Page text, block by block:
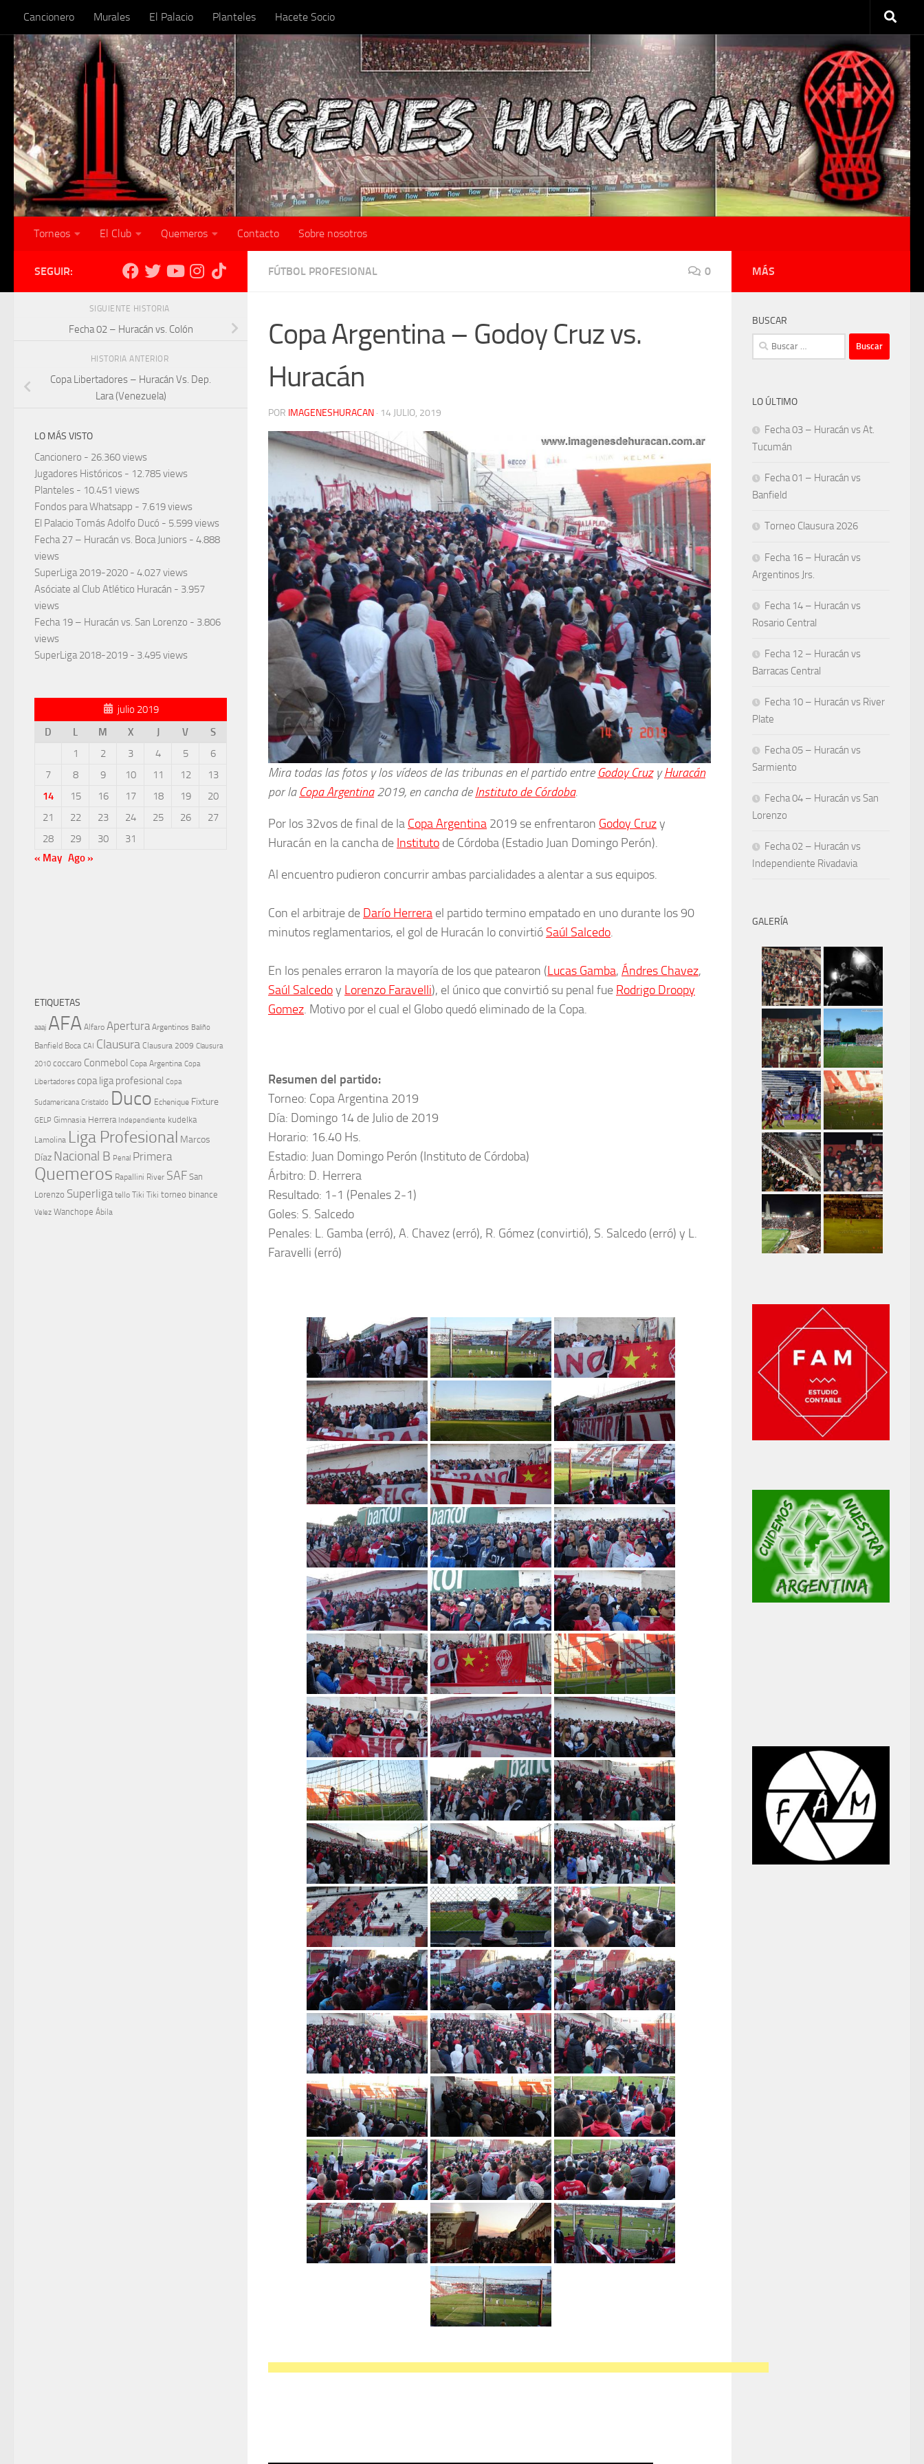
Skip to content
Cancionero Murales El Palacio Planteles Hacete Socio
Torneos El Club Quemeros Contacto Sobre nosotros
FÚTBOL PROFESIONAL 0
Copa Argentina – Godoy Cruz vs.
Huracán
POR IMAGENESHURACAN · 14 JULIO, 2019
Mira todas las fotos y los vídeos de las tribunas en el partido entre Godoy CruzyHuracán
por la Copa Argentina2019, en cancha deInstituto de Córdoba.
Por los 32vos de final de la Copa Argentina 2019 se enfrentaron Godoy Cruzy
Huracán en la cancha de Instituto de Córdoba (Estadio Juan Domingo Perón).
Al encuentro pudieron concurrir ambas parcialidades a alentar a sus equipos.
Con el arbitraje de Darío Herrera el partido termino empatado en uno durante los 90
minutos reglamentarios, el gol de Huracán lo convirtió Saúl Salcedo.
En los penales erraron la mayoría de los que patearon (Lucas Gamba, Ándres Chavez,
Saúl Salcedoy Lorenzo Faravelli), el único que convirtió su penal fue Rodrigo Droopy
Gomez. Motivo por el cual el Globo quedó eliminado de la Copa.
Resumen del partido:
Torneo: Copa Argentina 2019
Día: Domingo 14 de Julio de 2019
Horario: 16.40 Hs.
Estadio: Juan Domingo Perón (Instituto de Córdoba)
Árbitro: D. Herrera
Resultado: 1-1 (Penales 2-1)
Goles: S. Salcedo
Penales: L. Gamba (erró), A. Chavez (erró), R. Gómez (convirtió), S. Salcedo (erró) y L.
Faravelli (erró)
SEGUIR:
SIGUIENTE HISTORIA
Fecha 02 – Huracán vs. Colón
HISTORIA ANTERIOR
Copa Libertadores – Huracán Vs. Dep.
Lara (Venezuela)
LO MÁS VISTO
Cancionero - 26.360 views
Jugadores Históricos - 12.785 views
Planteles - 10.451 views
Fondos para Whatsapp - 7.619 views
El Palacio Tomás Adolfo Ducó - 5.599 views
Fecha 27 – Huracán vs. Boca Juniors - 4.888
views
SuperLiga 2019-2020 - 4.027 views
Asóciate al Club Atlético Huracán - 3.957
views
Fecha 19 – Huracán vs. San Lorenzo - 3.806
views
SuperLiga 2018-2019 - 3.495 views
julio 2019
D
L M X J V
S
1
2 3 4 5
6
7
8 9 10 11 12
13
14
15 16 17 18 19
20
21
22 23 24 25 26
27
28
29 30
31
« May Ago »
ETIQUETAS
aaaj AFA Alfaro Apertura Argentinos Baliño
Banfield Boca CAI Clausura Clausura 2009 Clausura
2010 coccaro Conmebol Copa Argentina Copa
Libertadores copa liga profesional Copa
Sudamericana Cristaldo Duco Echenique Fixture
GELP Gimnasia Herrera Independiente kudelka
Lamolina Liga Profesional Marcos
Díaz Nacional B Penal Primera
Quemeros Rapallini River SAF San
Lorenzo Superliga tello Tiki Tiki torneo binance
Velez Wanchope Ábila
MÁS
BUSCAR
Buscar:
LO ÚLTIMO
Fecha 03 – Huracán vs At.
Tucumán
Fecha 01 – Huracán vs
Banfield
Torneo Clausura 2026
Fecha 16 – Huracán vs
Argentinos Jrs.
Fecha 14 – Huracán vs
Rosario Central
Fecha 12 – Huracán vs
Barracas Central
Fecha 10 – Huracán vs River
Plate
Fecha 05 – Huracán vs
Sarmiento
Fecha 04 – Huracán vs San
Lorenzo
Fecha 02 – Huracán vs
Independiente Rivadavia
GALERÍA